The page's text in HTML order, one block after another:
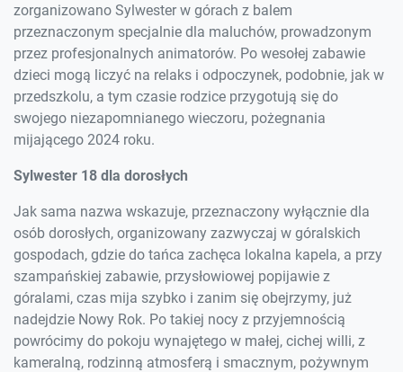
zorganizowano Sylwester w górach z balem
przeznaczonym specjalnie dla maluchów, prowadzonym
przez profesjonalnych animatorów. Po wesołej zabawie
dzieci mogą liczyć na relaks i odpoczynek, podobnie, jak w
przedszkolu, a tym czasie rodzice przygotują się do
swojego niezapomnianego wieczoru, pożegnania
mijającego 2024 roku.
Sylwester 18 dla dorosłych
Jak sama nazwa wskazuje, przeznaczony wyłącznie dla
osób dorosłych, organizowany zazwyczaj w góralskich
gospodach, gdzie do tańca zachęca lokalna kapela, a przy
szampańskiej zabawie, przysłowiowej popijawie z
góralami, czas mija szybko i zanim się obejrzymy, już
nadejdzie Nowy Rok. Po takiej nocy z przyjemnością
powrócimy do pokoju wynajętego w małej, cichej willi, z
kameralną, rodzinną atmosferą i smacznym, pożywnym